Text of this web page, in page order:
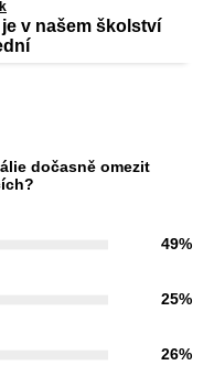
v našem školství
dočasně omezit
49%
25%
26%